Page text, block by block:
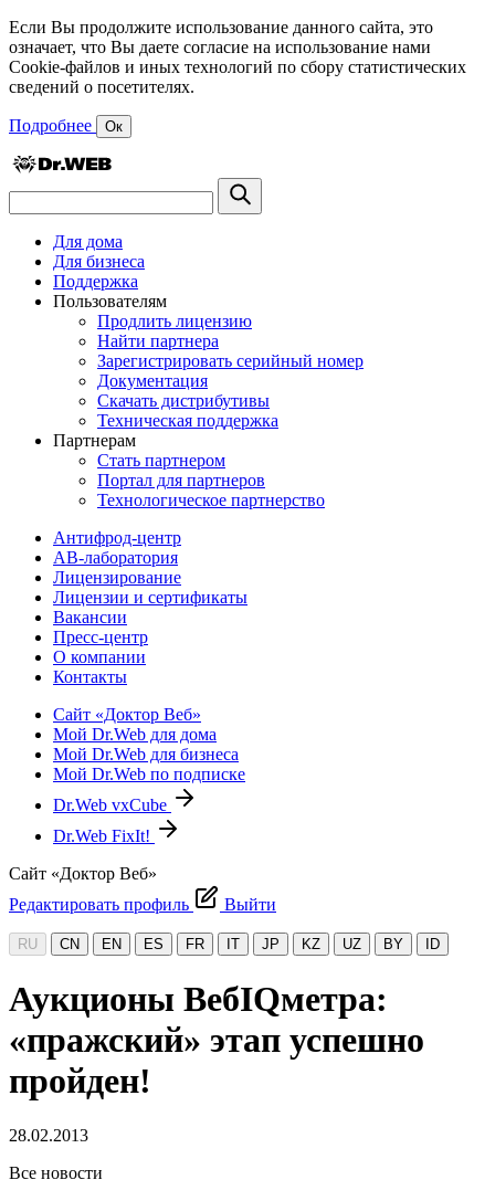
Если Вы продолжите использование данного сайта, это
означает, что Вы даете согласие на использование нами
Cookie-файлов и иных технологий по сбору статистических
сведений о посетителях.
Подробнее Ок
Для дома
Для бизнеса
Поддержка
Пользователям
Продлить лицензию
Найти партнера
Зарегистрировать серийный номер
Документация
Скачать дистрибутивы
Техническая поддержка
Партнерам
Стать партнером
Портал для партнеров
Технологическое партнерство
Антифрод-центр
АВ-лаборатория
Лицензирование
Лицензии и сертификаты
Вакансии
Пресс-центр
О компании
Контакты
Сайт «Доктор Веб»
Мой Dr.Web для дома
Мой Dr.Web для бизнеса
Мой Dr.Web по подписке
Dr.Web vxCube
Dr.Web FixIt!
Сайт «Доктор Веб»
Редактировать профиль
Выйти
RU CN EN ES FR IT JP KZ UZ BY ID
Аукционы ВебIQметра:
«пражский» этап успешно
пройден!
28.02.2013
Все новости